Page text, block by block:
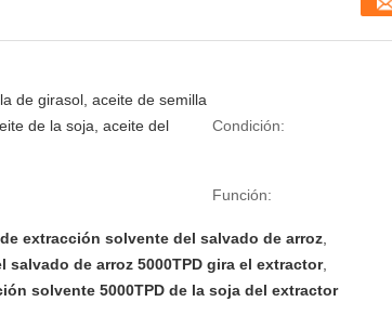
de girasol, aceite de semilla
de la soja, aceite del
Condición:
Función:
extracción solvente del salvado de arroz
salvado de arroz 5000TPD gira el extractor,
solvente 5000TPD de la soja del extractor